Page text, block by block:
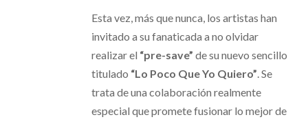
Esta vez, más que nunca, los artistas han
invitado a su fanaticada a no olvidar
realizar el “pre-save” de su nuevo sencillo
titulado “Lo Poco Que Yo Quiero”. Se
trata de una colaboración realmente
especial que promete fusionar lo mejor de